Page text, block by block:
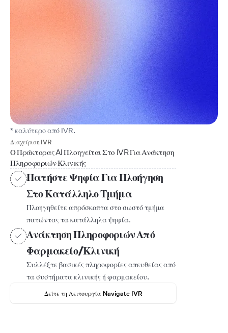
* καλύτερο από IVR.
Διαχείριση IVR
Ο Πράκτορας AI Πλοηγείται Στο IVR Για Ανάκτηση
Πληροφοριών Κλινικής
Πατήστε Ψηφία Για Πλοήγηση
Στο Κατάλληλο Τμήμα
Πλοηγηθείτε απρόσκοπτα στο σωστό τμήμα
πατώντας τα κατάλληλα ψηφία.
Ανάκτηση Πληροφοριών Από
Φαρμακείο/Κλινική
Συλλέξτε βασικές πληροφορίες απευθείας από
τα συστήματα κλινικής ή φαρμακείου.
Δείτε τη Λειτουργία Navigate IVR